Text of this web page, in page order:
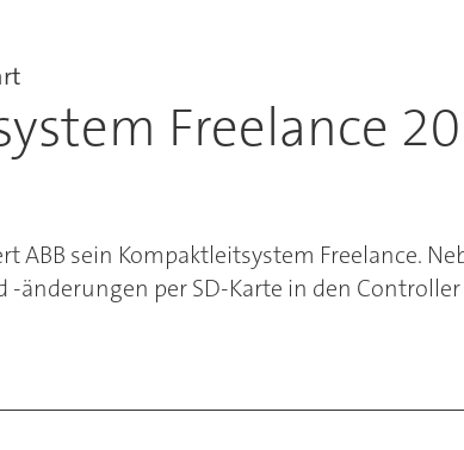
Freelance
ABB sein Kompaktleitsystem Freelance.
änderungen per SD-Karte in den